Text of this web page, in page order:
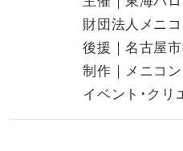
財団法人メニ
後援｜名古屋
制作｜メニコ
イベント･クリ